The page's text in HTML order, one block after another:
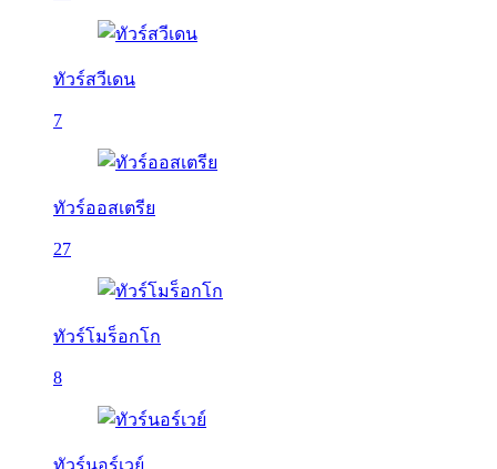
ทัวร์สวีเดน
7
ทัวร์ออสเตรีย
27
ทัวร์โมร็อกโก
8
ทัวร์นอร์เวย์